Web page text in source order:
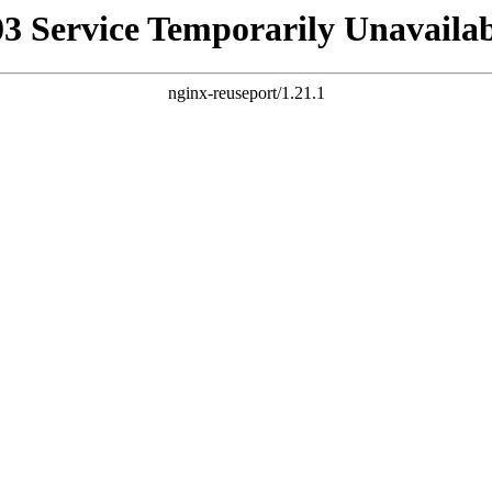
Service Temporarily
nginx-reuseport/1.21.1